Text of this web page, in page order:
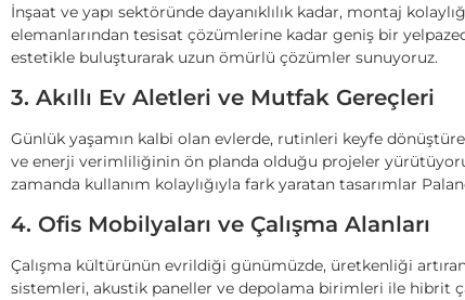
İnşaat ve yapı sektöründe dayanıklılık kadar, montaj
elemanlarından tesisat çözümlerine kadar geniş bir
estetikle buluşturarak uzun ömürlü çözümler sunuyoruz.
3. Akıllı Ev Aletleri ve Mutfak Gereçleri
Günlük yaşamın kalbi olan evlerde, rutinleri keyfe
ve enerji verimliliğinin ön planda olduğu projeler
zamanda kullanım kolaylığıyla fark yaratan tasarımlar
4. Ofis Mobilyaları ve Çalışma Alanları
Çalışma kültürünün evrildiği günümüzde, üretkenliği
sistemleri, akustik paneller ve depolama birimleri ile hibrit